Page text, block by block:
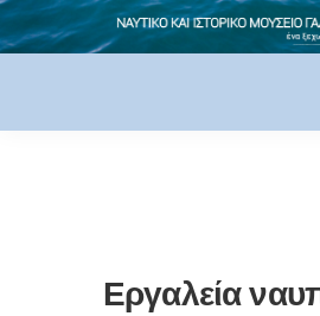
Εργαλεία